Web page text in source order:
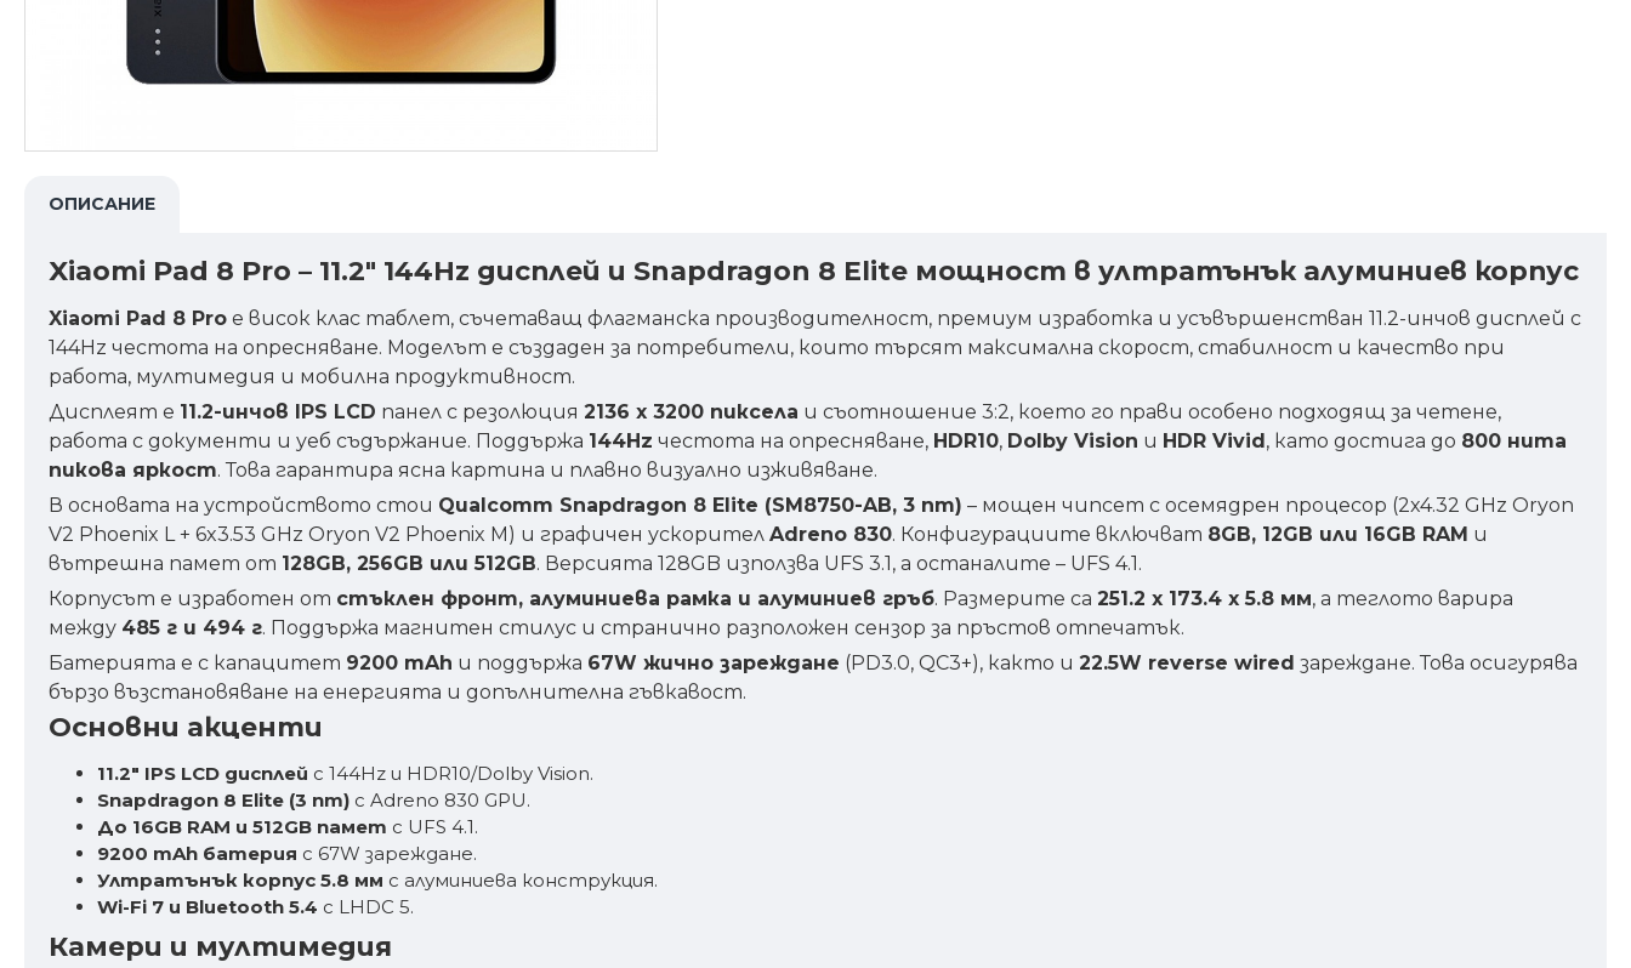
ОПИСАНИЕ
Xiaomi Pad 8 Pro – 11.2" 144Hz дисплей и Snapdragon 8 Elite мощност в ултратънък алуминиев корпус
Xiaomi Pad 8 Pro е висок клас таблет, съчетаващ флагманска производителност, премиум изработка и усъвършенстван 11.2-инчов дисплей с
144Hz честота на опресняване. Моделът е създаден за потребители, които търсят максимална скорост, стабилност и качество при
работа, мултимедия и мобилна продуктивност.
Дисплеят е 11.2-инчов IPS LCD панел с резолюция 2136 x 3200 пиксела и съотношение 3:2, което го прави особено подходящ за четене,
работа с документи и уеб съдържание. Поддържа 144Hz честота на опресняване, HDR10, Dolby Vision и HDR Vivid, като достига до 800 нита
пикова яркост. Това гарантира ясна картина и плавно визуално изживяване.
В основата на устройството стои Qualcomm Snapdragon 8 Elite (SM8750-AB, 3 nm) – мощен чипсет с осемядрен процесор (2x4.32 GHz Oryon
V2 Phoenix L + 6x3.53 GHz Oryon V2 Phoenix M) и графичен ускорител Adreno 830. Конфигурациите включват 8GB, 12GB или 16GB RAM и
вътрешна памет от 128GB, 256GB или 512GB. Версията 128GB използва UFS 3.1, а останалите – UFS 4.1.
Корпусът е изработен от стъклен фронт, алуминиева рамка и алуминиев гръб. Размерите са 251.2 x 173.4 x 5.8 мм, а теглото варира
между 485 г и 494 г. Поддържа магнитен стилус и странично разположен сензор за пръстов отпечатък.
Батерията е с капацитет 9200 mAh и поддържа 67W жично зареждане (PD3.0, QC3+), както и 22.5W reverse wired зареждане. Това осигурява
бързо възстановяване на енергията и допълнителна гъвкавост.
Основни акценти
11.2" IPS LCD дисплей с 144Hz и HDR10/Dolby Vision.
Snapdragon 8 Elite (3 nm) с Adreno 830 GPU.
До 16GB RAM и 512GB памет с UFS 4.1.
9200 mAh батерия с 67W зареждане.
Ултратънък корпус 5.8 мм с алуминиева конструкция.
Wi-Fi 7 и Bluetooth 5.4 с LHDC 5.
Камери и мултимедия